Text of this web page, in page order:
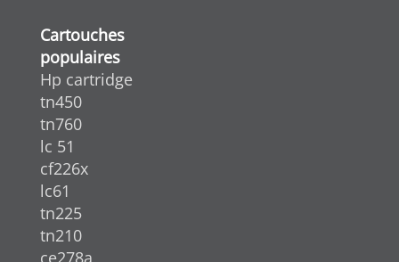
Cartouches
populaires
Hp cartridge
tn450
tn760
lc 51
cf226x
lc61
tn225
tn210
ce278a